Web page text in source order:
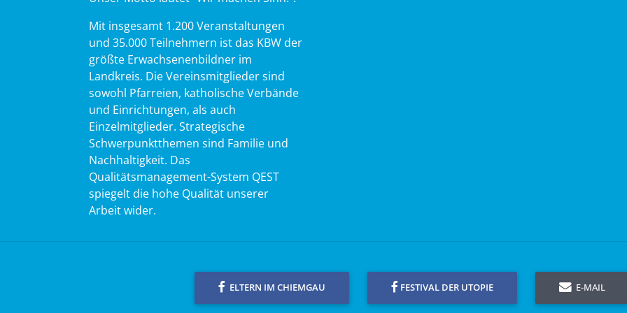
Mit insgesamt 1.200 Veranstaltungen
und 35.000 Teilnehmern ist das KBW der
größte Erwachsenenbildner im
Landkreis. Die Vereinsmitglieder sind
sowohl Pfarreien, katholische Verbände
und Einrichtungen, als auch
Einzelmitglieder. Strategische
Schwerpunktthemen sind Familie und
Nachhaltigkeit. Das
Qualitätsmanagement-System QEST
spiegelt die hohe Qualität unserer
Arbeit wider.
ELTERN IM CHIEMGAU FESTIVAL DER UTOPIE E-MAIL